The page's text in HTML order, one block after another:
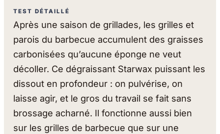
TEST DÉTAILLÉ
Après une saison de grillades, les grilles et
parois du barbecue accumulent des graisses
carbonisées qu’aucune éponge ne veut
décoller. Ce dégraissant Starwax puissant les
dissout en profondeur : on pulvérise, on
laisse agir, et le gros du travail se fait sans
brossage acharné. Il fonctionne aussi bien
sur les grilles de barbecue que sur une